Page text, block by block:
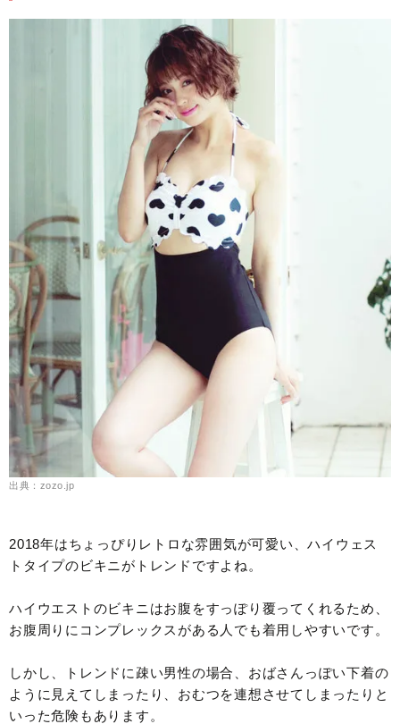
出典：zozo.jp
2018年はちょっぴりレトロな雰囲気が可愛い、ハイウェス
トタイプのビキニがトレンドですよね。
ハイウエストのビキニはお腹をすっぽり覆ってくれるため、
お腹周りにコンプレックスがある人でも着用しやすいです。
しかし、トレンドに疎い男性の場合、おばさんっぽい下着の
ように見えてしまったり、おむつを連想させてしまったりと
いった危険もあります。